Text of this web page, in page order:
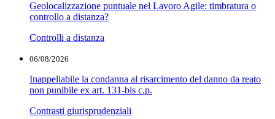
Geolocalizzazione puntuale nel Lavoro Agile: timbratura o
controllo a distanza?
Controlli a distanza
06/08/2026
Inappellabile la condanna al risarcimento del danno da reato
non punibile ex art. 131-bis c.p.
Contrasti giurisprudenziali